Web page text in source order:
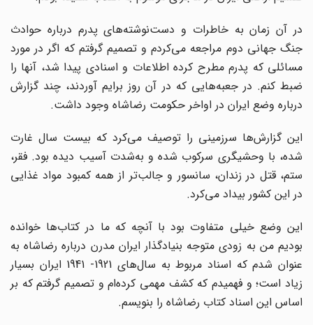
در آن زمان به خاطرات و دست‌نوشته‌های پدرم درباره حوادث
جنگ جهانی دوم مراجعه می‌کردم و تصمیم گرفتم که اگر در مورد
مسائلی که پدرم مطرح کرده اطلاعات و اسنادی پیدا شد، آنها را
ضبط کنم. در جعبه‌هایی که در آن روز برایم آوردند، چند گزارش
درباره وضع ایران در اواخر حکومت رضاشاه وجود داشت.
این گزارش‌ها سرزمینی را توصیف می‌کرد که بیست سال غارت
شده، با وحشیگری سرکوب شده و به‌شدت آسیب دیده بود. فقر،
ستم، قتل در زندان، سانسور و جالب‌تر از همه کمبود مواد غذایی
در این کشور بیداد می‌کرد.
این وضع خیلی متفاوت بود با آنچه که ما در کتاب‌ها خوانده
بودیم من به زودی متوجه بنیادگذار ایران مدرن درباره رضاشاه به
عنوان شدم که اسناد مربوط به سال‌های 1921- 1941 ایران بسیار
زیاد است؛ و فهمیدم که کشف مهمی کرده‌ام و تصمیم گرفتم که بر
اساس این اسناد کتاب رضاشاه را بنویسم.